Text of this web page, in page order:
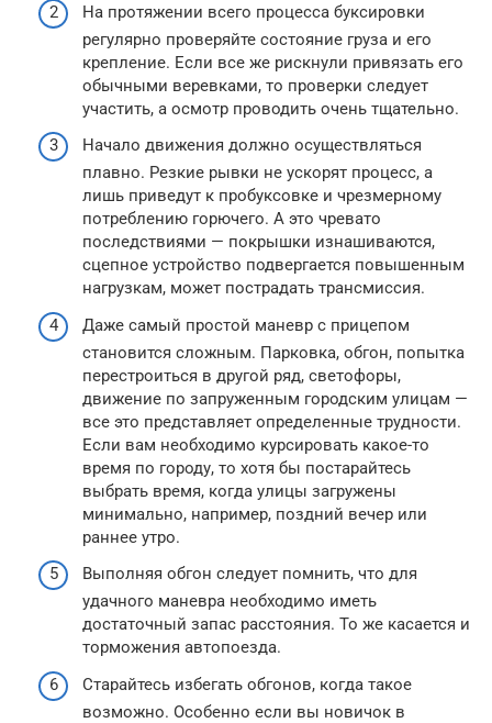
На протяжении всего процесса буксировки
регулярно проверяйте состояние груза и его
крепление. Если все же рискнули привязать его
обычными веревками, то проверки следует
участить, а осмотр проводить очень тщательно.
Начало движения должно осуществляться
плавно. Резкие рывки не ускорят процесс, а
лишь приведут к пробуксовке и чрезмерному
потреблению горючего. А это чревато
последствиями — покрышки изнашиваются,
сцепное устройство подвергается повышенным
нагрузкам, может пострадать трансмиссия.
Даже самый простой маневр с прицепом
становится сложным. Парковка, обгон, попытка
перестроиться в другой ряд, светофоры,
движение по запруженным городским улицам —
все это представляет определенные трудности.
Если вам необходимо курсировать какое-то
время по городу, то хотя бы постарайтесь
выбрать время, когда улицы загружены
минимально, например, поздний вечер или
раннее утро.
Выполняя обгон следует помнить, что для
удачного маневра необходимо иметь
достаточный запас расстояния. То же касается и
торможения автопоезда.
Старайтесь избегать обгонов, когда такое
возможно. Особенно если вы новичок в